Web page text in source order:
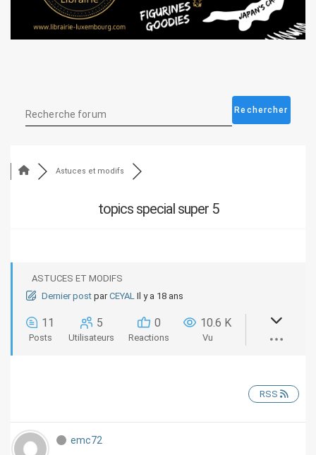
Astuces et modifs
topics special super 5
ASTUCES ET MODIFS
Dernier post par CEYAL Il y a 18 ans
11
Posts
5
Utilisateurs
0
Reactions
10.6 K
Vu
RSS
emc72